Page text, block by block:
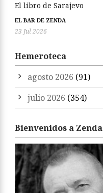
El libro de Sarajevo
EL BAR DE ZENDA
23 Jul 2026
Hemeroteca
agosto 2026 (91)
julio 2026 (354)
Bienvenidos a Zenda